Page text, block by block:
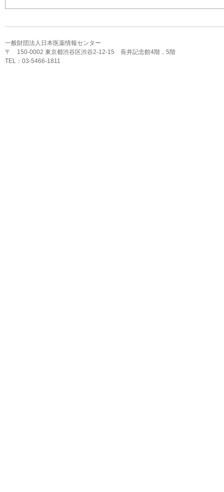
一般財団法人日本医薬情報センター
〒 150-0002 東京都渋谷区渋谷2-12-15 長井記念館4階，5階
TEL：03-5466-1811